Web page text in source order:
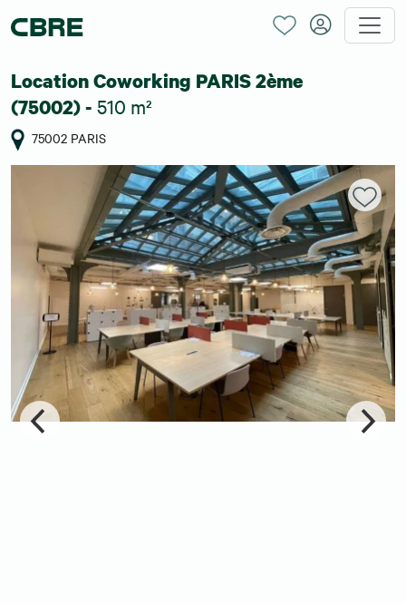
Location Coworking PARIS 2ème
(75002) - 510 m²
75002 PARIS